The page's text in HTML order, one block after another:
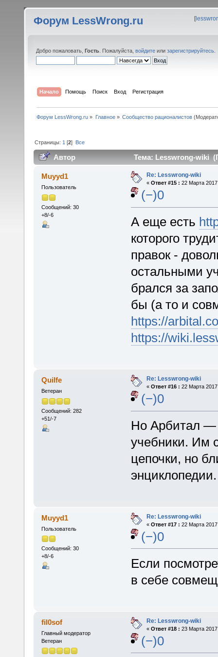
Форум LessWrong.ru [
Добро пожаловать, Гость . Пожалуйста, войдите или зарегистрируйтесь
Начало Помощь Поиск Вход Регистрация
Форум LessWrong.ru » Главное» Сообщество рационалистов
Страницы: 1 [2] Все
Автор Тема: Lesswrong-wiki
Muyyd1
Пользователь
Сообщений: 30
+8/-6
Re: Lesswrong-wiki
« Ответ #15 : 22 Марта
(−)0
А еще есть
которого
правок -
остальными
брался за
бы (а то и
https://
https://
Quilfe
Ветеран
Сообщений: 282
+51/-7
Re: Lesswrong-wiki
« Ответ #16 : 22 Марта
(−)0
Но Арбитал —
учебники. Им
цепочки, но
энциклопедии.
Muyyd1
Пользователь
Сообщений: 30
+8/-6
Re: Lesswrong-wiki
« Ответ #17 : 22 Марта
(−)0
Если
в себе
fil0sof
Главный модератор
Ветеран
Re: Lesswrong-wiki
« Ответ #18 : 23 Марта
(−)0